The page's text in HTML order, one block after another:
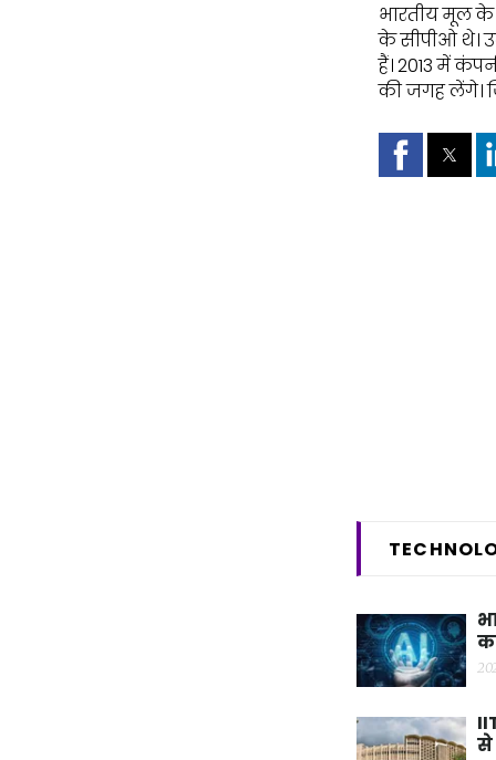
भारतीय मूल
के सीपीओ थे।
हैं। 2013 में
की जगह लेंगे।
से